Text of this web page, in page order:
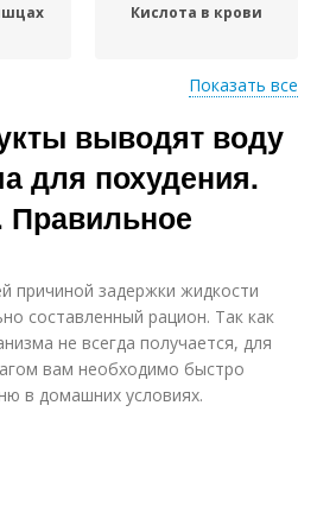
Кислота в крови
Кислота в суставах
Показать все
выводят воду
для похудения.
причиной задержки жидкости
составленный рацион. Так как
не всегда получается, для
вам необходимо быстро
в домашних условиях.